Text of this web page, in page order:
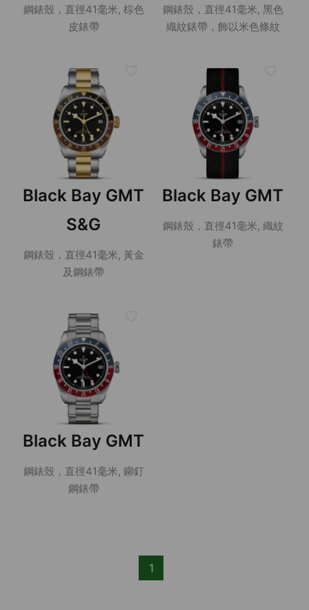
鋼錶殼，直徑41毫米, 棕色
皮錶帶
鋼錶殼，直徑41毫米, 黑色
織紋錶帶，飾以米色條紋
Black Bay GMT
S&G
鋼錶殼，直徑41毫米, 黃金
及鋼錶帶
Black Bay GMT
鋼錶殼，直徑41毫米, 織紋
錶帶
Black Bay GMT
鋼錶殼，直徑41毫米, 鉚釘
鋼錶帶
1